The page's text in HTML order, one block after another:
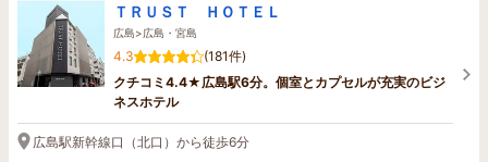
ＴＲＵＳＴ ＨＯＴＥＬ
広島>広島・宮島
4.3
(181件)
クチコミ4.4★広島駅6分。個室とカプセルが充実のビジ
ネスホテル
広島駅新幹線口（北口）から徒歩6分